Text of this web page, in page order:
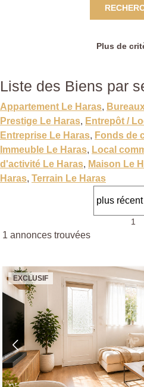
Plus de
Liste des Biens par
Appartement Le Haras,
Prestige Le Haras, Entrepôt /
Entreprise Le Haras, Fonds de
Immeuble Le Haras, Local
d'activité Le Haras, Maison Le
Haras, Terrain Le Haras
1
1 annonces trouvées
EXCLUSIF